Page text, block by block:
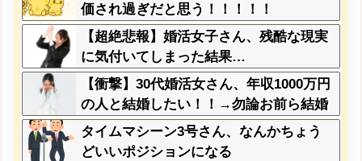
価され過ぎだと思う！！！！！
【超絶悲報】婚活女子さん、残酷な現実
に気付いてしまった結果…
【衝撃】30代婚活女さん、年収1000万円
の人と結婚したい！！→勿論お前ら結婚
してあげるよな？？？？？？？
タイムマシーン3号さん、なんかちょう
どいいポジションになる